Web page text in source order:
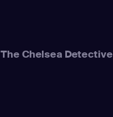
The Chelsea Detective